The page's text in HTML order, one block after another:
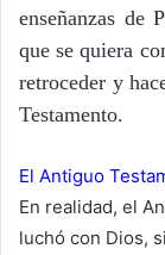
enseñanzas de
que se quiera
retroceder y
Testamento.
El Antiguo
En realidad, el
luchó con Dios,